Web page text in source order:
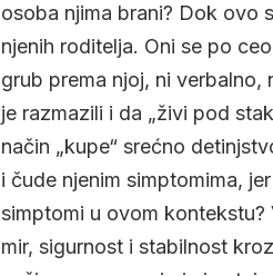
osoba njima brani? Dok ovo
njenih roditelja. Oni se po
grub prema njoj, ni
je razmazili i da „živi pod
način „kupe“ srećno
i čude njenim simptomima,
simptomi u ovom
mir, sigurnost i stabilnost